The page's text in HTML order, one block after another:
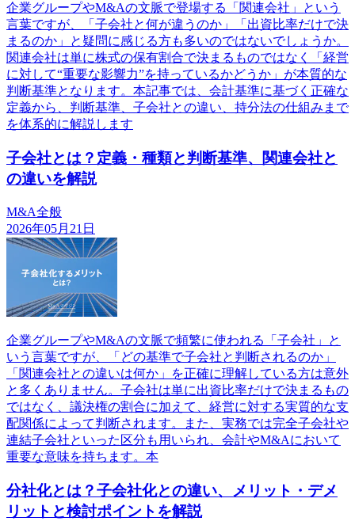
企業グループやM&Aの文脈で登場する「関連会社」という
言葉ですが、「子会社と何が違うのか」「出資比率だけで決
まるのか」と疑問に感じる方も多いのではないでしょうか。
関連会社は単に株式の保有割合で決まるものではなく「経営
に対して“重要な影響力”を持っているかどうか」が本質的な
判断基準となります。本記事では、会計基準に基づく正確な
定義から、判断基準、子会社との違い、持分法の仕組みまで
を体系的に解説します
子会社とは？定義・種類と判断基準、関連会社と
の違いを解説
M&A全般
2026年05月21日
企業グループやM&Aの文脈で頻繁に使われる「子会社」と
いう言葉ですが、「どの基準で子会社と判断されるのか」
「関連会社との違いは何か」を正確に理解している方は意外
と多くありません。子会社は単に出資比率だけで決まるもの
ではなく、議決権の割合に加えて、経営に対する実質的な支
配関係によって判断されます。また、実務では完全子会社や
連結子会社といった区分も用いられ、会計やM&Aにおいて
重要な意味を持ちます。本
分社化とは？子会社化との違い、メリット・デメ
リットと検討ポイントを解説